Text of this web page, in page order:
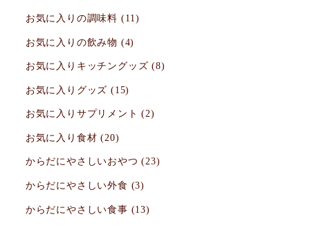
お気に入りの調味料 (11)
お気に入りの飲み物 (4)
お気に入りキッチングッズ (8)
お気に入りグッズ (15)
お気に入りサプリメント (2)
お気に入り食材 (20)
からだにやさしいおやつ (23)
からだにやさしい外食 (3)
からだにやさしい食事 (13)